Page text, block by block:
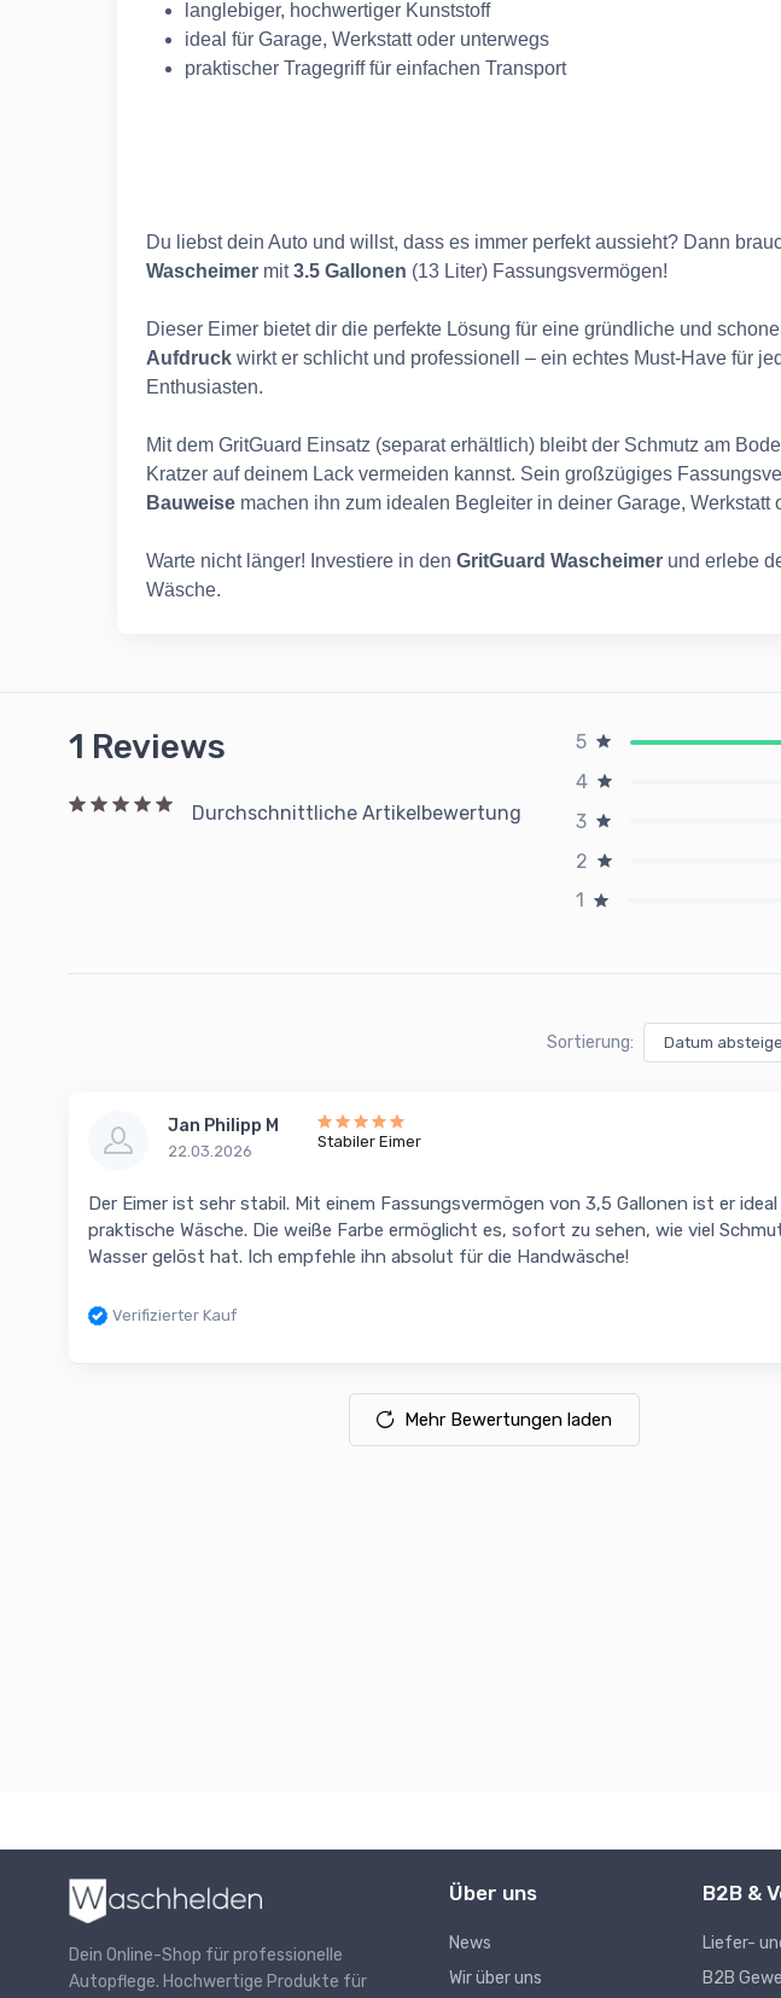
langlebiger, hochwertiger Kunststoff
ideal für Garage, Werkstatt oder unterwegs
praktischer Tragegriff für einfachen Transport
Du liebst dein Auto und willst, dass es immer perfekt aussieht? Dann
Wascheimer mit3.5 Gallonen (13 Liter) Fassungsvermögen!
Dieser Eimer bietet dir die perfekte Lösung für eine gründliche und
Aufdruck wirkt er schlicht und professionell – ein echtes Must-Have für
Enthusiasten.
Mit dem GritGuard Einsatz (separat erhältlich) bleibt der Schmutz am
Kratzer auf deinem Lack vermeiden kannst. Sein großzügiges
Bauweise machen ihn zum idealen Begleiter in deiner Garage, Werkstatt
Warte nicht länger! Investiere in den GritGuard Wascheimer und erlebe
Wäsche.
1 Reviews
Durchschnittliche Artikelbewertung
5
4
3
2
1
Sortierung:
Jan Philipp M
22.03.2026
Stabiler Eimer
Der Eimer ist sehr stabil. Mit einem Fassungsvermögen von 3,5 Gallonen ist er
praktische Wäsche. Die weiße Farbe ermöglicht es, sofort zu sehen, wie viel
Wasser gelöst hat. Ich empfehle ihn absolut für die Handwäsche!
Verifizierter Kauf
Mehr Bewertungen laden
Dein Online-Shop für professionelle
Autopflege. Hochwertige Produkte für
Über uns
News
Wir über uns
B2B &
Liefer-
B2B